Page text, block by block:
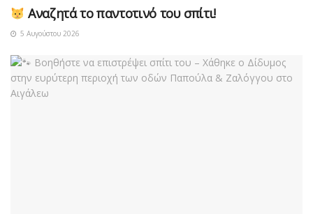
Αναζητά το παντοτινό του σπίτι!
5 Αυγούστου 2026